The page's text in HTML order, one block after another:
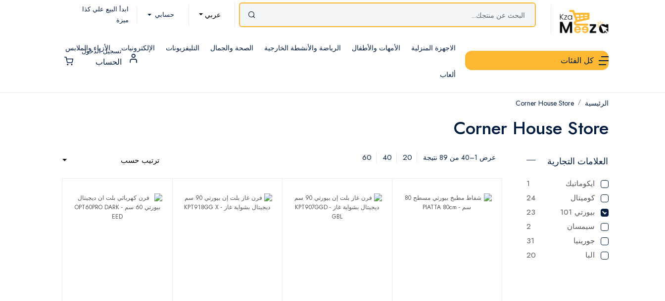
عربي حسابي
ابدأ البيع علي كذا
ميزة
كل الفئات
الاجهزة المنزلية الأمهات والأطفال الرياضة والأنشطة الخارجية الصحة والجمال التليفزيونات الإلكترونيات الأزياء والملابس
ألعاب
تسجيل الدخول
الحساب
الرئيسية Corner House Store
Corner House Store
العلامات التجارية
ايكوماتيك
1
كوميتال
24
بيورتي 101
23
سيمسان
2
جورينيا
31
البا
20
عرض 1–40 من 89 نتيجة 20
40
60 ترتيب حسب